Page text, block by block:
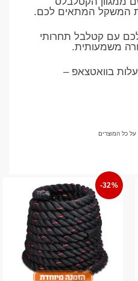
המשקל המתאים לכם.
עם קטלבל תחרותי
משמעותית.
בוואטצאפ –
כל המוצרים
-32%